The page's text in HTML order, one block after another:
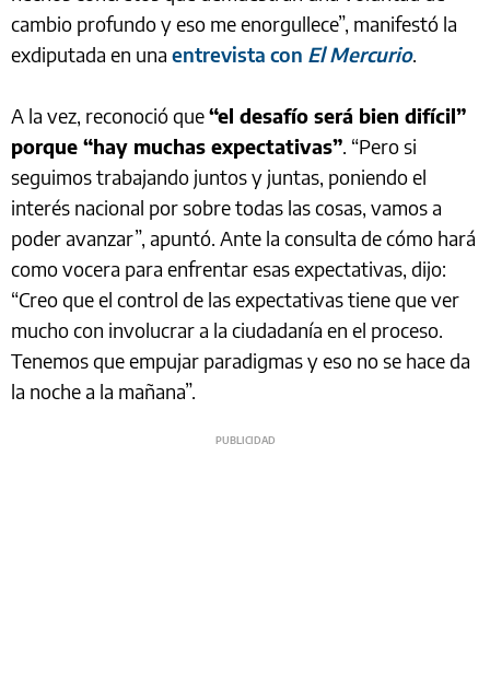
cambio profundo y eso me enorgullece”, manifestó la
exdiputada en una entrevista con El Mercurio.
A la vez, reconoció que“el desafío será bien difícil”
porque “hay muchas expectativas”. “Pero si
seguimos trabajando juntos y juntas, poniendo el
interés nacional por sobre todas las cosas, vamos a
poder avanzar”, apuntó. Ante la consulta de cómo hará
como vocera para enfrentar esas expectativas, dijo:
“Creo que el control de las expectativas tiene que ver
mucho con involucrar a la ciudadanía en el proceso.
Tenemos que empujar paradigmas y eso no se hace da
la noche a la mañana”.